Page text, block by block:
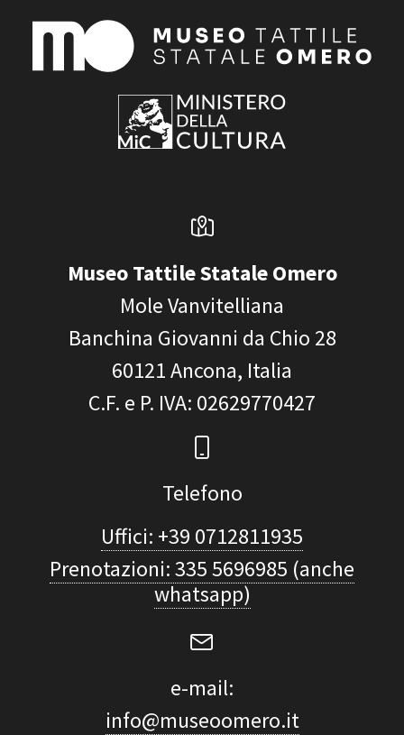
Museo Tattile Statale Omero
Mole Vanvitelliana
Banchina Giovanni da Chio 28
60121Ancona, Italia
C.F. e P. IVA: 02629770427
Telefono
Uffici: +39 0712811935
Prenotazioni: 335 5696985 (anche
whatsapp)
e-mail:
info@museoomero.it